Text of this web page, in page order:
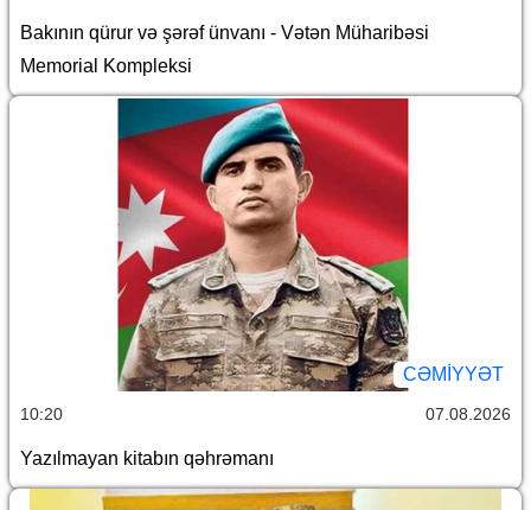
Bakının qürur və şərəf ünvanı - Vətən Müharibəsi
Memorial Kompleksi
CƏMİYYƏT
10:20 07.08.2026
Yazılmayan kitabın qəhrəmanı